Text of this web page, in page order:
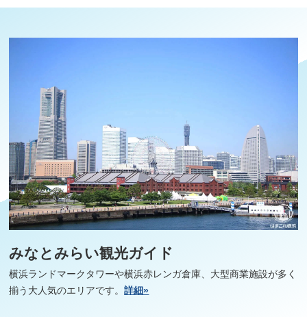
みなとみらい観光ガイド
横浜ランドマークタワーや横浜赤レンガ倉庫、大型商業施設が多く
揃う大人気のエリアです。詳細»